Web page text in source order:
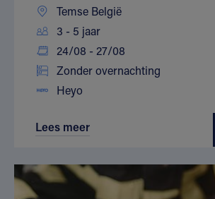
Temse België
3 - 5 jaar
24/08 - 27/08
Zonder overnachting
Heyo
Lees meer